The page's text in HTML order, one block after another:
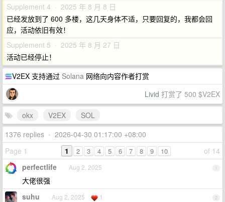
Supplement 4 · 2025 年 8 月 8 日
已经发放到了 600 多楼，这几天身体不适，只要回复的，我都会回
应，活动依旧有效！
Supplement 5 · 2025 年 8 月 27 日
活动已经停止！
V2EX 支持通过 Solana 网络向内容作者打赏
Livid 打赏了 500 $V2EX
okx V2EX
SOL
1376 replies • 2026-04-30 01:17:00 +08:00
Page 1
of 14
1 2 3 4 5 6 7 8 9 10
1
perfectlife Aug 2, 2025
大佬很强
2
suhu Aug 2, 2025 1